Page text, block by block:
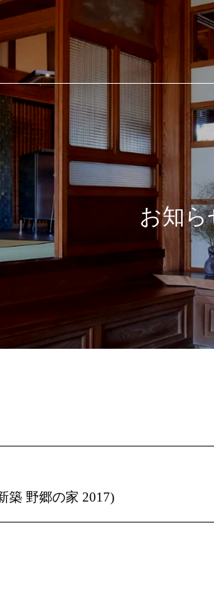
合建設業 有限
お知ら
築 野郷の家 2017)